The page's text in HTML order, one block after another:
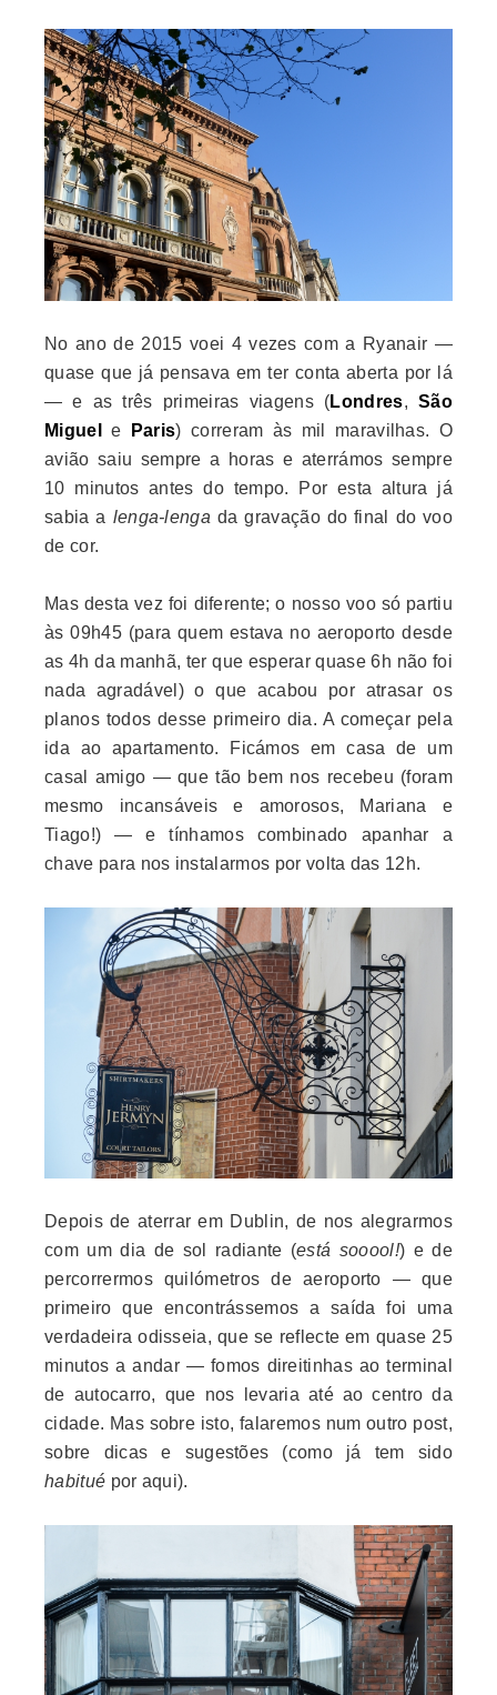
No ano de 2015 voei 4 vezes com a Ryanair —
quase que já pensava em ter conta aberta por lá
— e as três primeiras viagens (Londres,São
Miguel
e Paris) correram às mil maravilhas. O
avião saiu sempre a horas e aterrámos sempre
10 minutos antes do tempo. Por esta altura já
sabia a lenga-lenga da gravação do final do voo
de cor.
Mas desta vez foi diferente; o nosso voo só partiu
às 09h45 (para quem estava no aeroporto desde
as 4h da manhã, ter que esperar quase 6h não foi
nada agradável) o que acabou por atrasar os
planos todos desse primeiro dia. A começar pela
ida ao apartamento. Ficámos em casa de um
casal amigo — que tão bem nos recebeu (foram
mesmo incansáveis e amorosos, Mariana e
Tiago!) — e tínhamos combinado apanhar a
chave para nos instalarmos por volta das 12h.
Depois de aterrar em Dublin, de nos alegrarmos
com um dia de sol radiante (está sooool!) e de
percorrermos quilómetros de aeroporto — que
primeiro que encontrássemos a saída foi uma
verdadeira odisseia, que se reflecte em quase 25
minutos a andar — fomos direitinhas ao terminal
de autocarro, que nos levaria até ao centro da
cidade. Mas sobre isto, falaremos num outro post,
sobre dicas e sugestões (como já tem sido
habitué por aqui).